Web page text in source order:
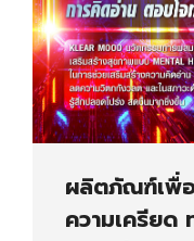
ผลิตภัณฑ์เพื่
ความเครียด